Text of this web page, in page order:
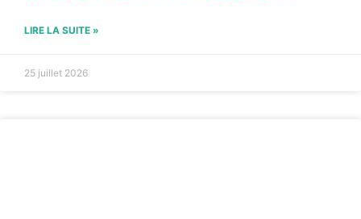
LIRE LA SUITE »
25 juillet 2026